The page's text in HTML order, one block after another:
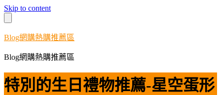
Skip to content
Blog網購熱購推薦區
Blog網購熱購推薦區
特別的生日禮物推薦-星空蛋形